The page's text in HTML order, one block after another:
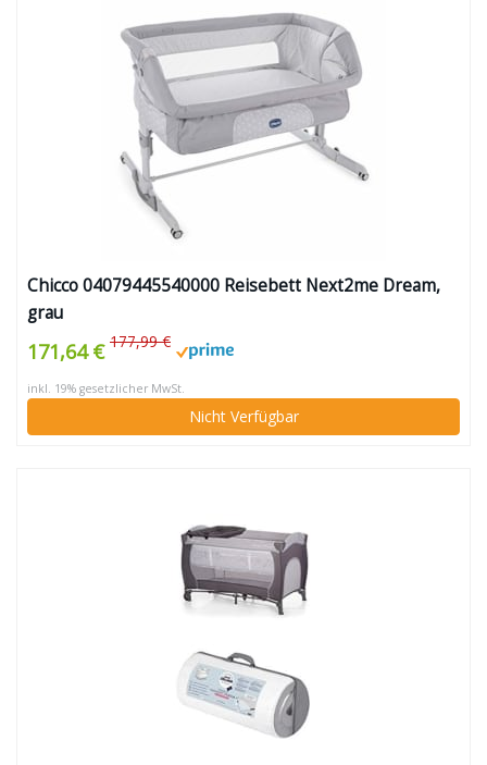
Chicco 04079445540000 Reisebett Next2me Dream,
grau
171,64 € 177,99 €
inkl. 19% gesetzlicher MwSt.
Nicht Verfügbar